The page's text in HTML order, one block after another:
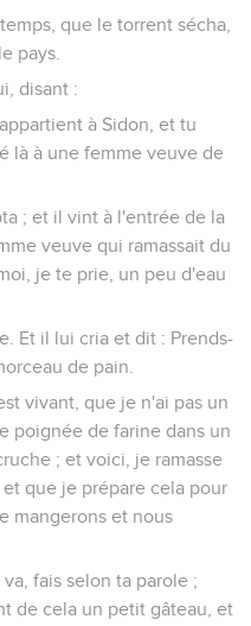
que le torrent sécha,
pays.
disant :
à Sidon, et tu
là à une femme veuve de
; et il vint à l'entrée de la
veuve qui ramassait du
je te prie, un peu d'eau
Et il lui cria et dit : Prends-
de pain.
vivant, que je n'ai pas un
poignée de farine dans un
; et voici, je ramasse
que je prépare cela pour
mangerons et nous
fais selon ta parole ;
de cela un petit gâteau, et